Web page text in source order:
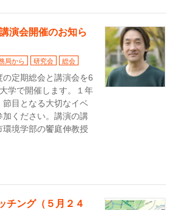
演会開催のお知ら
局から 研究会 総会
定期総会と講演会を6
学で開催します。１年
目となる大切なイベ
加ください。講演の講
境学部の饗庭伸教授
チング（５月２４